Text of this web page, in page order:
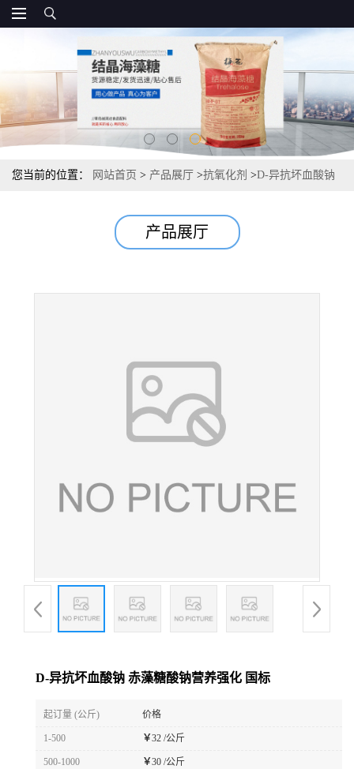
您当前的位置： 网站首页 > 产品展厅 >抗氧化剂 >D-异抗坏血酸钠
产品展厅
D-异抗坏血酸钠 赤藻糖酸钠营养强化 国标
起订量 (公斤) 价格
1-500 ￥32 /公斤
500-1000 ￥30 /公斤